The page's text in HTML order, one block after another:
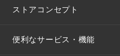
ストアコンセプト
便利なサービス・機能